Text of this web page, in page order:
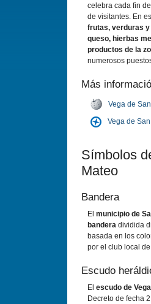
celebra cada fin
de visitantes. En
frutas, verduras y
queso, hierbas
productos de la
numerosos
Más
Vega de
Vega de
Símbolos
Mateo
Bandera
El municipio de
bandera dividida
basada en los
por el club local
Escudo
El escudo de
Decreto de fecha